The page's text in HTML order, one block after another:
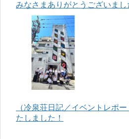
みなさまありがとうございまし
（冷泉荘日記／イベントレポ
たしました！